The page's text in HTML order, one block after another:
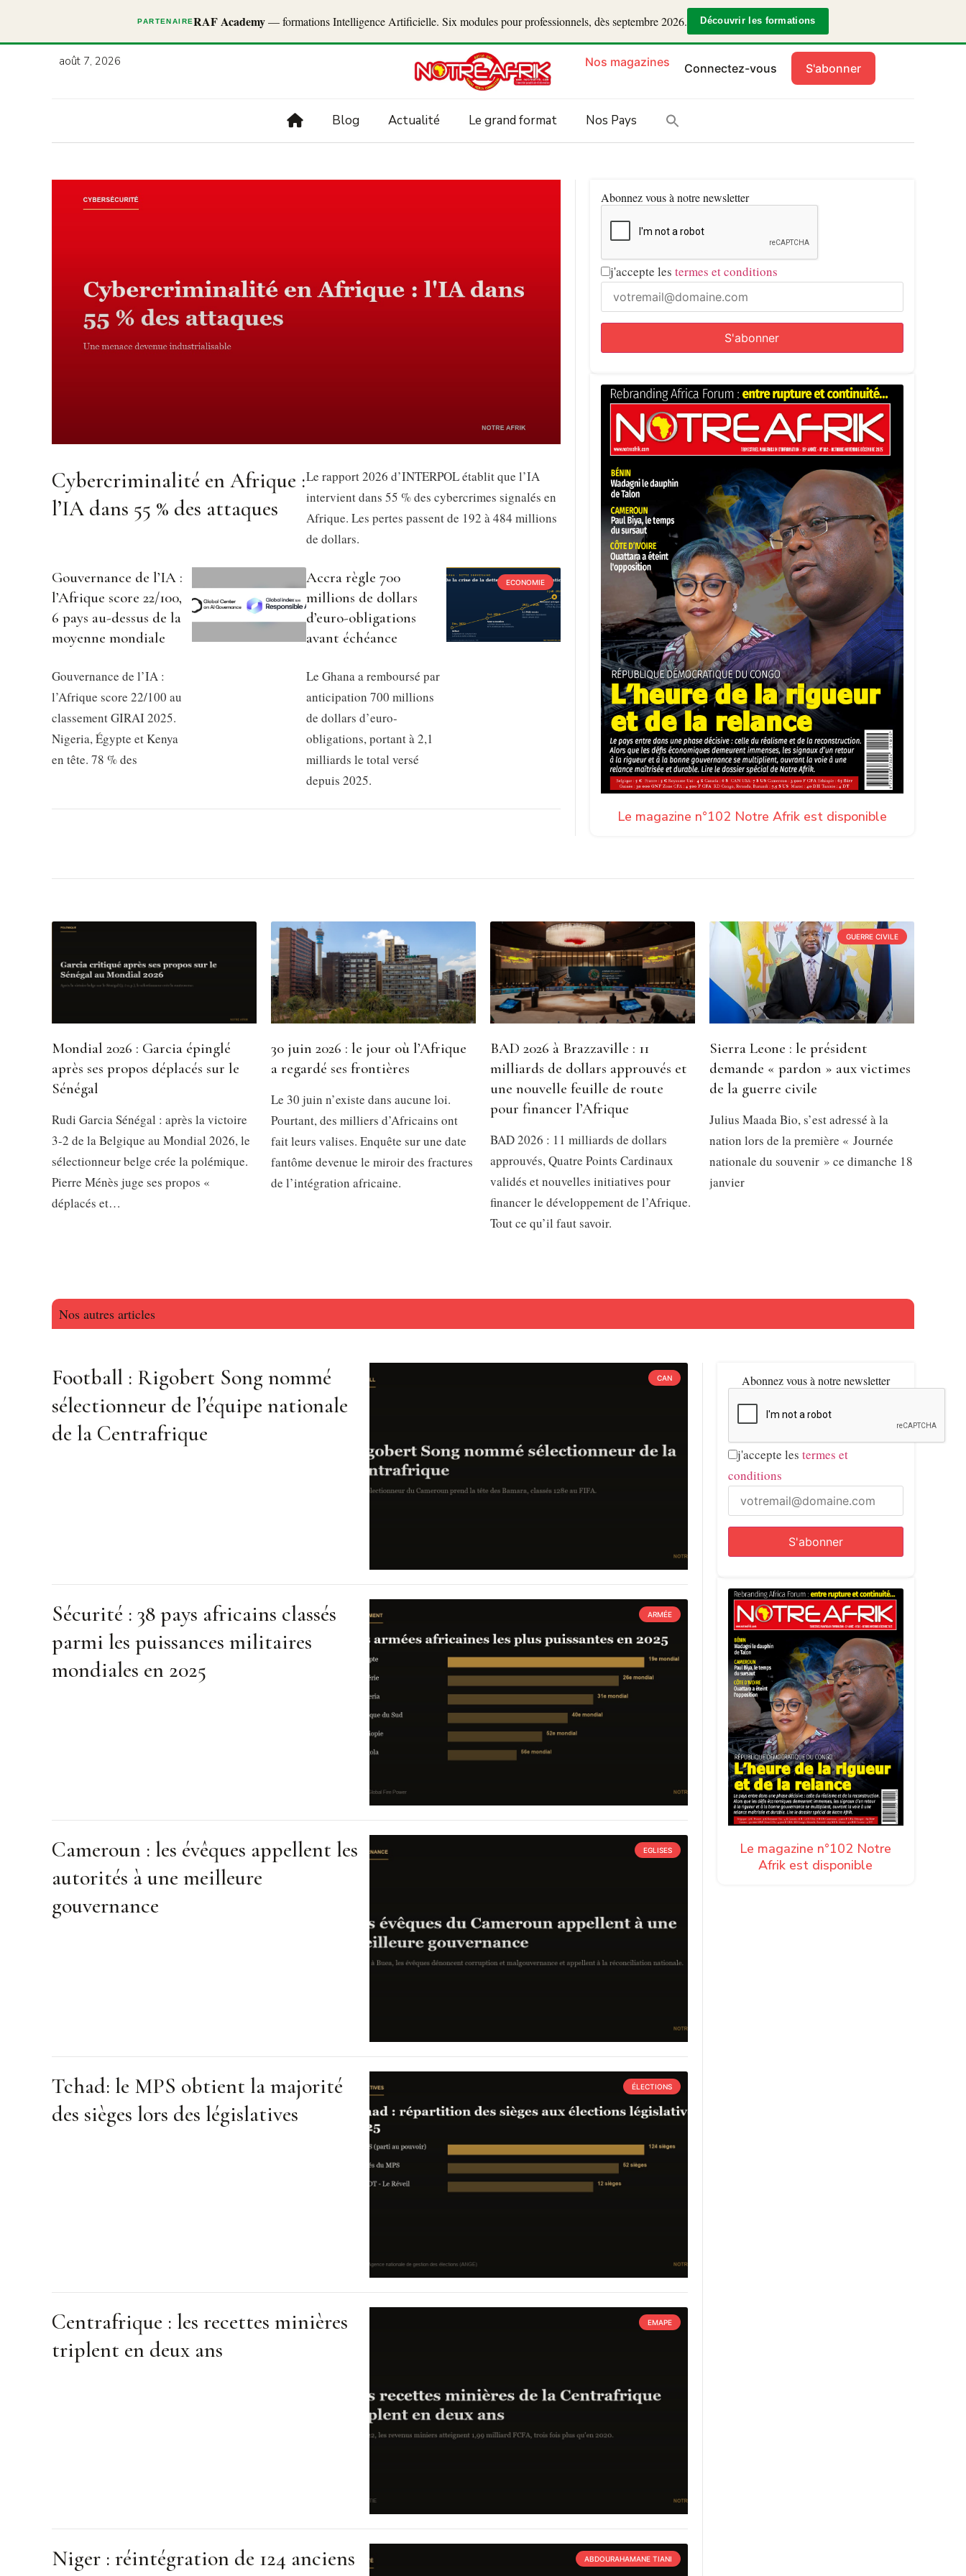
PARTENAIRERAF Academy— formations Intelligence Artificielle. Six modules pour professionnels, dès septembre 2026. Découvrir les formations
août 7, 2026 Nos magazines Connectez-vous S'abonner
Blog Actualité Le grand format Nos Pays
Cybercriminalité en Afrique :
l’IA dans 55 % des attaques
Le rapport 2026 d’INTERPOL établit que l’IA
intervient dans 55 % des cybercrimes signalés en
Afrique. Les pertes passent de 192 à 484 millions
de dollars.
Gouvernance de l’IA :
l’Afrique score 22/100,
6 pays au-dessus de la
moyenne mondiale
Gouvernance de l’IA :
l’Afrique score 22/100 au
classement GIRAI 2025.
Nigeria, Égypte et Kenya
en tête. 78 % des
ECONOMIE
Accra règle 700
millions de dollars
d’euro-obligations
avant échéance
Le Ghana a remboursé par
anticipation 700 millions
de dollars d’euro-
obligations, portant à 2,1
milliards le total versé
depuis 2025.
Abonnez vous à notre newsletter
j'accepte les termes et conditions
Le magazine n°102 Notre Afrik est disponible
Mondial 2026 : Garcia épinglé
après ses propos déplacés sur le
Sénégal
Rudi Garcia Sénégal : après la victoire
3-2 de la Belgique au Mondial 2026, le
sélectionneur belge crée la polémique.
Pierre Ménès juge ses propos «
déplacés et…
30 juin 2026 : le jour où l’Afrique
a regardé ses frontières
Le 30 juin n’existe dans aucune loi.
Pourtant, des milliers d’Africains ont
fait leurs valises. Enquête sur une date
fantôme devenue le miroir des fractures
de l’intégration africaine.
BAD 2026 à Brazzaville : 11
milliards de dollars approuvés et
une nouvelle feuille de route
pour financer l’Afrique
BAD 2026 : 11 milliards de dollars
approuvés, Quatre Points Cardinaux
validés et nouvelles initiatives pour
financer le développement de l’Afrique.
Tout ce qu’il faut savoir.
GUERRE CIVILE
Sierra Leone : le président
demande « pardon » aux victimes
de la guerre civile
Julius Maada Bio, s’est adressé à la
nation lors de la première « Journée
nationale du souvenir » ce dimanche 18
janvier
Nos autres articles
CAN
Football : Rigobert Song nommé
sélectionneur de l’équipe nationale
de la Centrafrique
ARMÉE
Sécurité : 38 pays africains classés
parmi les puissances militaires
mondiales en 2025
EGLISES
Cameroun : les évêques appellent les
autorités à une meilleure
gouvernance
ÉLECTIONS
Tchad: le MPS obtient la majorité
des sièges lors des législatives
EMAPE
Centrafrique : les recettes minières
triplent en deux ans
ABDOURAHAMANE TIANI
Niger : réintégration de 124 anciens
Abonnez vous à notre newsletter
j'accepte les termes et
conditions
Le magazine n°102 Notre
Afrik est disponible